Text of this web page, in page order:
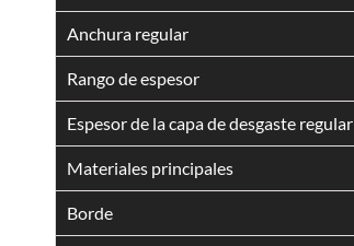
Anchura regular
Rango de espesor
Espesor de la capa de desgaste regular
Materiales principales
Borde